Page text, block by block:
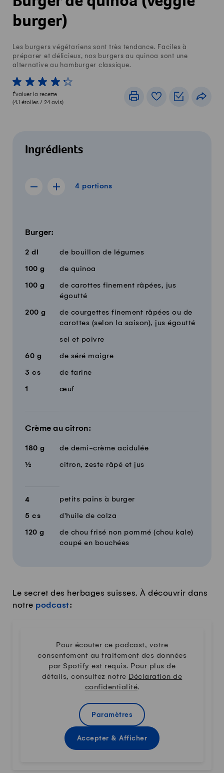
burger)
Les burgers végétariens sont très tendance. Faciles à
préparer et délicieux, nos burgers au quinoa sont une
alternative au hamburger classique.
1 von 5 étoiles
2 von 5 étoiles
3 von 5 étoiles
4 von 5 étoiles
5 von 5 étoiles
Évaluer la recette
(4.1 étoiles / 24 avis)
ImprimerLivre de recettes
Listes de
Ingrédients
4 portions
Afficher la recette de 3 portions
Afficher la recette de 5 portions
4 portions
Burger:
2 dl de bouillon de légumes
100 g de quinoa
100 g
de carottes finement râpées, jus
égoutté
200 g
de courgettes finement râpées ou de
carottes (selon la saison), jus égoutté
sel et poivre
60 g de séré maigre
3 cs de farine
1 œuf
Crème au citron:
180 g de demi-crème acidulée
½ citron, zeste râpé et jus
4 petits pains à burger
5 cs d'huile de colza
120 g
de chou frisé non pommé (chou kale)
coupé en bouchées
Le secret des herbages suisses. À découvrir dans
notre podcast:
Pour écouter ce podcast, votre
consentement au traitement des données
par Spotify est requis. Pour plus de
détails, consultez notre Déclaration de
confidentialité.
Paramètres
Accepter & Afficher